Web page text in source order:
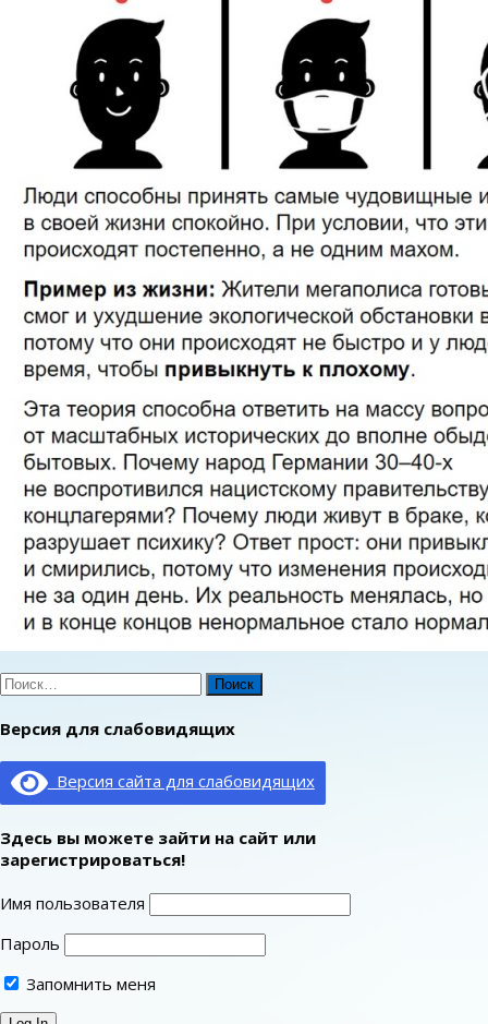
Найти:
Версия для слабовидящих
Версия сайта для слабовидящих
Здесь вы можете зайти на сайт или
зарегистрироваться!
Имя пользователя
Пароль
Запомнить меня